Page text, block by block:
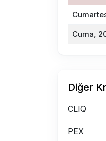
Cuma,
Diğer
CLIQ
PEX